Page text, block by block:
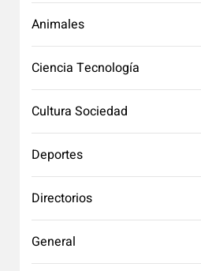
Animales
Ciencia Tecnología
Cultura Sociedad
Deportes
Directorios
General